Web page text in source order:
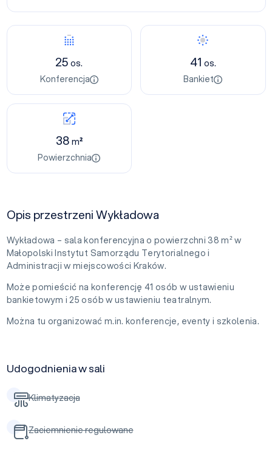
25os.
Konferencja
41 os.
Bankiet
38m²
Powierzchnia
Opis przestrzeni Wykładowa
Wykładowa – sala konferencyjna o powierzchni 38 m² w
Małopolski Instytut Samorządu Terytorialnego i
Administracji w miejscowości Kraków.
Może pomieścić na konferencję 41 osób w ustawieniu
bankietowym i 25 osób w ustawieniu teatralnym.
Można tu organizować m.in. konferencje, eventy i szkolenia.
Udogodnienia w sali
Klimatyzacja
Zaciemnienie regulowane